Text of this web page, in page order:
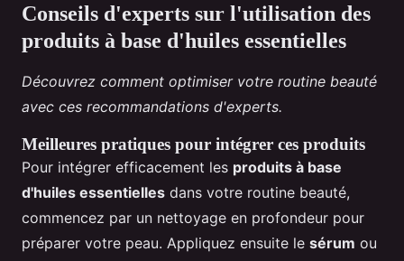
Conseils d'experts sur l'utilisation des
produits à base d'huiles essentielles
Découvrez comment optimiser votre routine beauté
avec ces recommandations d'experts.
Meilleures pratiques pour intégrer ces produits
Pour intégrer efficacement les produits à base
d'huiles essentielles dans votre routine beauté,
commencez par un nettoyage en profondeur pour
préparer votre peau. Appliquez ensuite le sérum ou